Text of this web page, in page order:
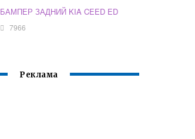
БАМПЕР ЗАДНИЙ KIA CEED ED
7966
Реклама